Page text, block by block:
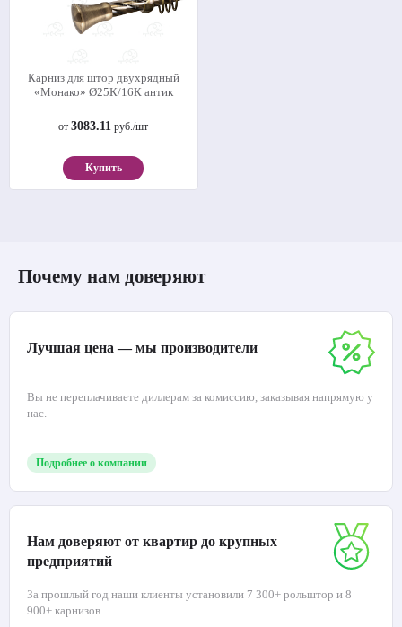
Карниз для штор двухрядный
«Монако» Ø25К/16К антик
от3083.11 руб./шт
Купить
Почему нам доверяют
Лучшая цена — мы производители
Вы не переплачиваете диллерам за комиссию, заказывая напрямую у
нас.
Подробнее о компании
Нам доверяют от квартир до крупных
предприятий
За прошлый год наши клиенты установили 7 300+ рольштор и 8
900+ карнизов.